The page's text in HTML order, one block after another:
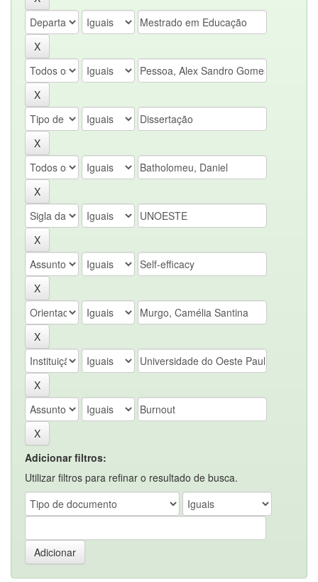
Adicionar filtros:
Utilizar filtros para refinar o resultado de busca.